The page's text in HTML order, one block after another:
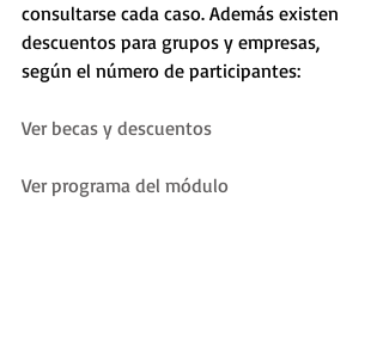
consultarse cada caso. Además existen
descuentos para grupos y empresas,
según el número de participantes:
Ver becas y descuentos
Ver programa del módulo